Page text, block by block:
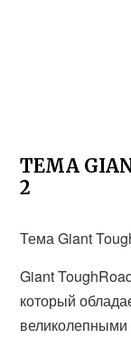
ТЕМА
2
Тема Giant
Giant
который
великолепными